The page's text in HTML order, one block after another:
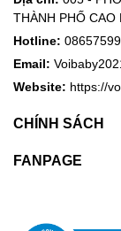
THÀNH PHỐ CAO
Hotline:
Email:
Website: https://
CHÍNH SÁCH
FANPAGE